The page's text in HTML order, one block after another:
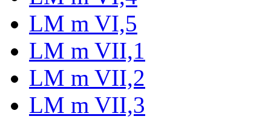
LM m VI,5
LM m VII,1
LM m VII,2
LM m VII,3